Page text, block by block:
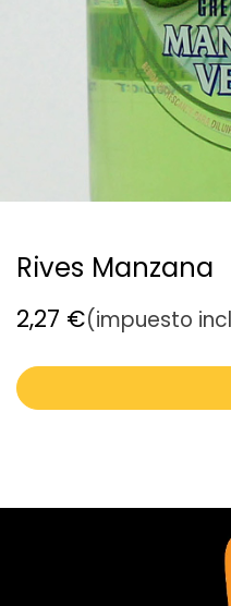
Rives Manzana
2,27 €(impuesto